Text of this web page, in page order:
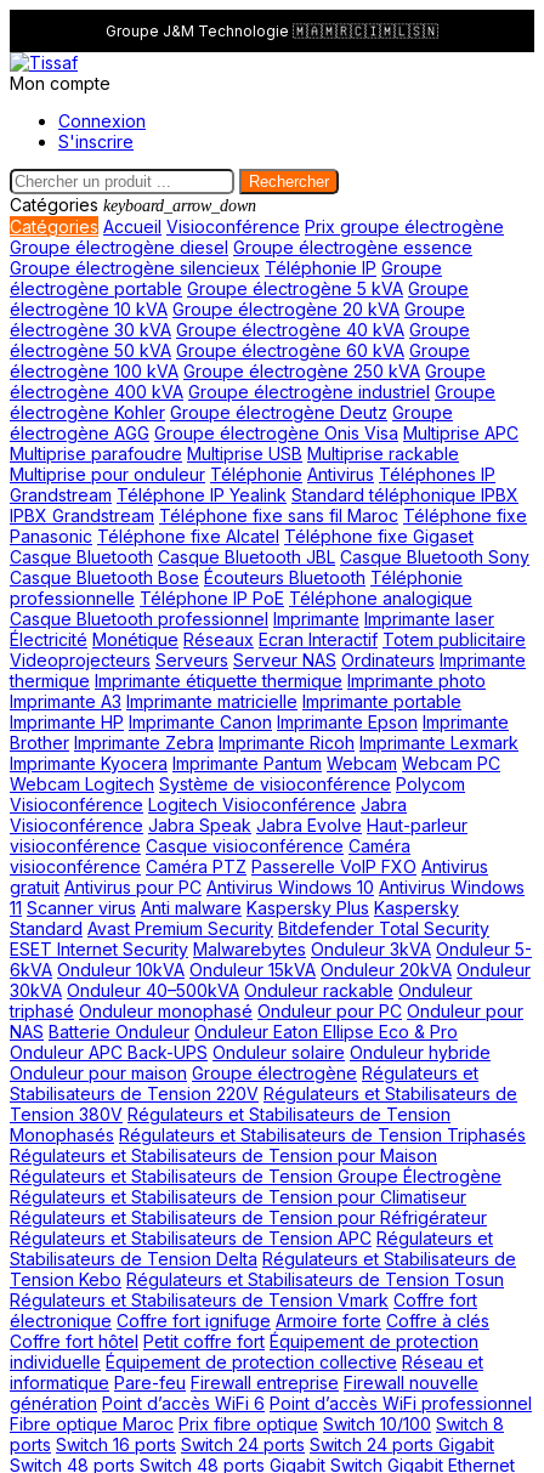
Groupe J&M Technologie 🇲🇦🇲🇷🇨🇮🇲🇱🇸🇳
Mon compte
Connexion
S'inscrire
Rechercher
Catégories keyboard_arrow_down
Catégories Accueil Visioconférence Prix groupe électrogène
Groupe électrogène diesel Groupe électrogène essence
Groupe électrogène silencieux Téléphonie IP Groupe
électrogène portable Groupe électrogène 5 kVA Groupe
électrogène 10 kVA Groupe électrogène 20 kVA Groupe
électrogène 30 kVA Groupe électrogène 40 kVA Groupe
électrogène 50 kVA Groupe électrogène 60 kVA Groupe
électrogène 100 kVA Groupe électrogène 250 kVA Groupe
électrogène 400 kVA Groupe électrogène industriel Groupe
électrogène Kohler Groupe électrogène Deutz Groupe
électrogène AGG Groupe électrogène Onis Visa Multiprise APC
Multiprise parafoudre Multiprise USB Multiprise rackable
Multiprise pour onduleur Téléphonie Antivirus Téléphones IP
Grandstream Téléphone IP Yealink Standard téléphonique IPBX
IPBX Grandstream Téléphone fixe sans fil Maroc Téléphone fixe
Panasonic Téléphone fixe Alcatel Téléphone fixe Gigaset
Casque Bluetooth Casque Bluetooth JBL Casque Bluetooth Sony
Casque Bluetooth Bose Écouteurs Bluetooth Téléphonie
professionnelle Téléphone IP PoE Téléphone analogique
Casque Bluetooth professionnel Imprimante Imprimante laser
Électricité Monétique Réseaux Ecran Interactif Totem publicitaire
Videoprojecteurs Serveurs Serveur NAS Ordinateurs Imprimante
thermique Imprimante étiquette thermique Imprimante photo
Imprimante A3 Imprimante matricielle Imprimante portable
Imprimante HP Imprimante Canon Imprimante Epson Imprimante
Brother Imprimante Zebra Imprimante Ricoh Imprimante Lexmark
Imprimante Kyocera Imprimante Pantum Webcam Webcam PC
Webcam Logitech Système de visioconférence Polycom
Visioconférence Logitech Visioconférence Jabra
Visioconférence Jabra Speak Jabra Evolve Haut-parleur
visioconférence Casque visioconférence Caméra
visioconférence Caméra PTZ Passerelle VoIP FXO Antivirus
gratuit Antivirus pour PC Antivirus Windows 10 Antivirus Windows
11 Scanner virus Anti malware Kaspersky Plus Kaspersky
Standard Avast Premium Security Bitdefender Total Security
ESET Internet Security Malwarebytes Onduleur 3kVA Onduleur 5-
6kVA Onduleur 10kVA Onduleur 15kVA Onduleur 20kVA Onduleur
30kVA Onduleur 40–500kVA Onduleur rackable Onduleur
triphasé Onduleur monophasé Onduleur pour PC Onduleur pour
NAS Batterie Onduleur Onduleur Eaton Ellipse Eco & Pro
Onduleur APC Back-UPS Onduleur solaire Onduleur hybride
Onduleur pour maison Groupe électrogène Régulateurs et
Stabilisateurs de Tension 220V Régulateurs et Stabilisateurs de
Tension 380V Régulateurs et Stabilisateurs de Tension
Monophasés Régulateurs et Stabilisateurs de Tension Triphasés
Régulateurs et Stabilisateurs de Tension pour Maison
Régulateurs et Stabilisateurs de Tension Groupe Électrogène
Régulateurs et Stabilisateurs de Tension pour Climatiseur
Régulateurs et Stabilisateurs de Tension pour Réfrigérateur
Régulateurs et Stabilisateurs de Tension APC Régulateurs et
Stabilisateurs de Tension Delta Régulateurs et Stabilisateurs de
Tension Kebo Régulateurs et Stabilisateurs de Tension Tosun
Régulateurs et Stabilisateurs de Tension Vmark Coffre fort
électronique Coffre fort ignifuge Armoire forte Coffre à clés
Coffre fort hôtel Petit coffre fort Équipement de protection
individuelle Équipement de protection collective Réseau et
informatique Pare-feu Firewall entreprise Firewall nouvelle
génération Point d’accès WiFi 6 Point d’accès WiFi professionnel
Fibre optique Maroc Prix fibre optique Switch 10/100 Switch 8
ports Switch 16 ports Switch 24 ports Switch 24 ports Gigabit
Switch 48 ports Switch 48 ports Gigabit Switch Gigabit Ethernet